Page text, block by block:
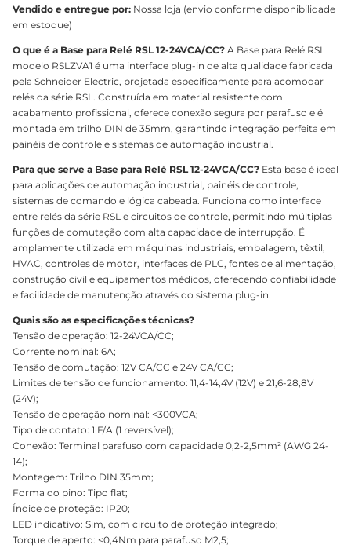
Vendido e entregue por: Nossa loja (envio conforme disponibilidade
em estoque)
O que é a Base para Relé RSL 12-24VCA/CC? A Base para Relé RSL
modelo RSLZVA1 é uma interface plug-in de alta qualidade fabricada
pela Schneider Electric, projetada especificamente para acomodar
relés da série RSL. Construída em material resistente com
acabamento profissional, oferece conexão segura por parafuso e é
montada em trilho DIN de 35mm, garantindo integração perfeita em
painéis de controle e sistemas de automação industrial.
Para que serve a Base para Relé RSL 12-24VCA/CC? Esta base é ideal
para aplicações de automação industrial, painéis de controle,
sistemas de comando e lógica cabeada. Funciona como interface
entre relés da série RSL e circuitos de controle, permitindo múltiplas
funções de comutação com alta capacidade de interrupção. É
amplamente utilizada em máquinas industriais, embalagem, têxtil,
HVAC, controles de motor, interfaces de PLC, fontes de alimentação,
construção civil e equipamentos médicos, oferecendo confiabilidade
e facilidade de manutenção através do sistema plug-in.
Quais são as especificações técnicas?
Tensão de operação: 12-24VCA/CC;
Corrente nominal: 6A;
Tensão de comutação: 12V CA/CC e 24V CA/CC;
Limites de tensão de funcionamento: 11,4-14,4V (12V) e 21,6-28,8V
(24V);
Tensão de operação nominal: <300VCA;
Tipo de contato: 1 F/A (1 reversível);
Conexão: Terminal parafuso com capacidade 0,2-2,5mm² (AWG 24-
14);
Montagem: Trilho DIN 35mm;
Forma do pino: Tipo flat;
Índice de proteção: IP20;
LED indicativo: Sim, com circuito de proteção integrado;
Torque de aperto: <0,4Nm para parafuso M2,5;